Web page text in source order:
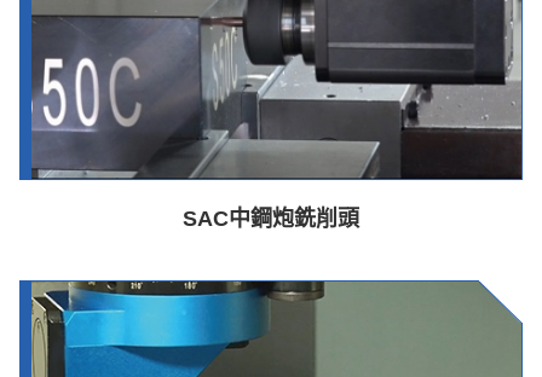
SAC中鋼炮銑削頭